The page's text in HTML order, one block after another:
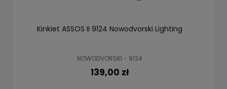
Kinkiet ASSOS II 9124 Nowodvorski Lighting
NOWODVORSKI - 9124
139,00 zł